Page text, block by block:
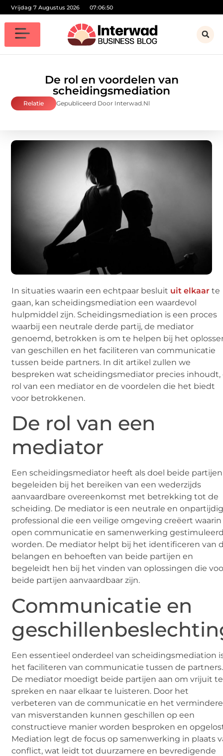
Vrijdag 7 Augustus 2026 07:06:50
De rol en voordelen van
scheidingsmediation
Relatie Gepubliceerd Door Interwad.nl
In situaties waarin een echtpaar besluit uit elkaar te
gaan, kan scheidingsmediation een waardevol
hulpmiddel zijn. Scheidingsmediation is een proces
waarbij een neutrale derde partij, de mediator
genoemd, betrokken is om te helpen bij het
van geschillen en het faciliteren van communicatie
tussen beide partners. In dit artikel zullen we
bespreken wat scheidingsmediator precies inhoudt,
rol van een mediator en de voordelen die het biedt
voor betrokkenen.
De rol van een
mediator
Een scheidingsmediator heeft als doel beide
begeleiden bij het bereiken van een wederzijds
aanvaardbare overeenkomst met betrekking tot de
scheiding. De mediator is een neutrale en
professional die een veilige omgeving creëert waarin
open communicatie en samenwerking
worden. De mediator helpt bij het identificeren van
belangen en behoeften van beide partijen en
begeleidt hen bij het vinden van oplossingen die
beide partijen aanvaardbaar zijn.
Communicatie en
Een essentieel onderdeel van scheidingsmediation
het faciliteren van communicatie tussen de partners.
De mediator moedigt beide partijen aan om vrijuit te
spreken en naar elkaar te luisteren. Door het
verbeteren van de communicatie en het
van misverstanden kunnen geschillen op een
constructieve manier worden besproken en
Mediation legt de focus op samenwerking in plaats
conflict, wat leidt tot duurzamere en bevredigende